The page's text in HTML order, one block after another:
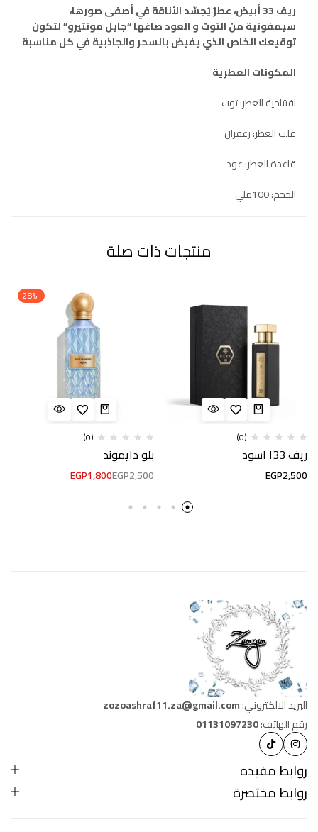
ريف 33 أبيض، عطرٌ يُجسّد الأناقة في أصفى صورها،
سيمفونية من التوت و العود صاغها “جايل مونتيرو” لتكون
توقيعك الخاص الذي يفيض بالسحر والجاذبية في كل مناسبة
المكونات العطرية
افتتاحية العطر: توت
قلب العطر: زعفران
قاعدة العطر: عود
الحجم: 100ملي
منتجات ذات صلة
(0)
ريف 33ا اسود
EGP2,500
-28%
(0)
بلو دايموند
EGP2,500
EGP1,800
البريد الالكتروني:zozoashraf11.za@gmail.com
رقم الهاتف:01131097230
روابط مفيده
روابط مختصرة